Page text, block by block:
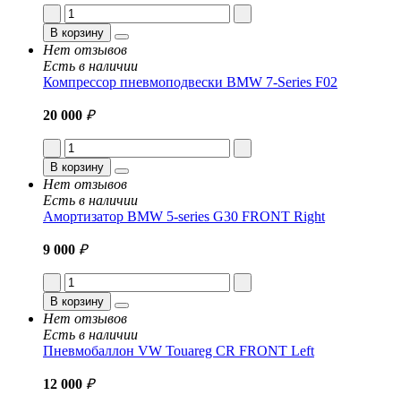
В корзину
Нет отзывов
Есть в наличии
Компрессор пневмоподвески BMW 7-Series F02
20 000 ₽
В корзину
Нет отзывов
Есть в наличии
Амортизатор BMW 5-series G30 FRONT Right
9 000 ₽
В корзину
Нет отзывов
Есть в наличии
Пневмобаллон VW Touareg CR FRONT Left
12 000 ₽